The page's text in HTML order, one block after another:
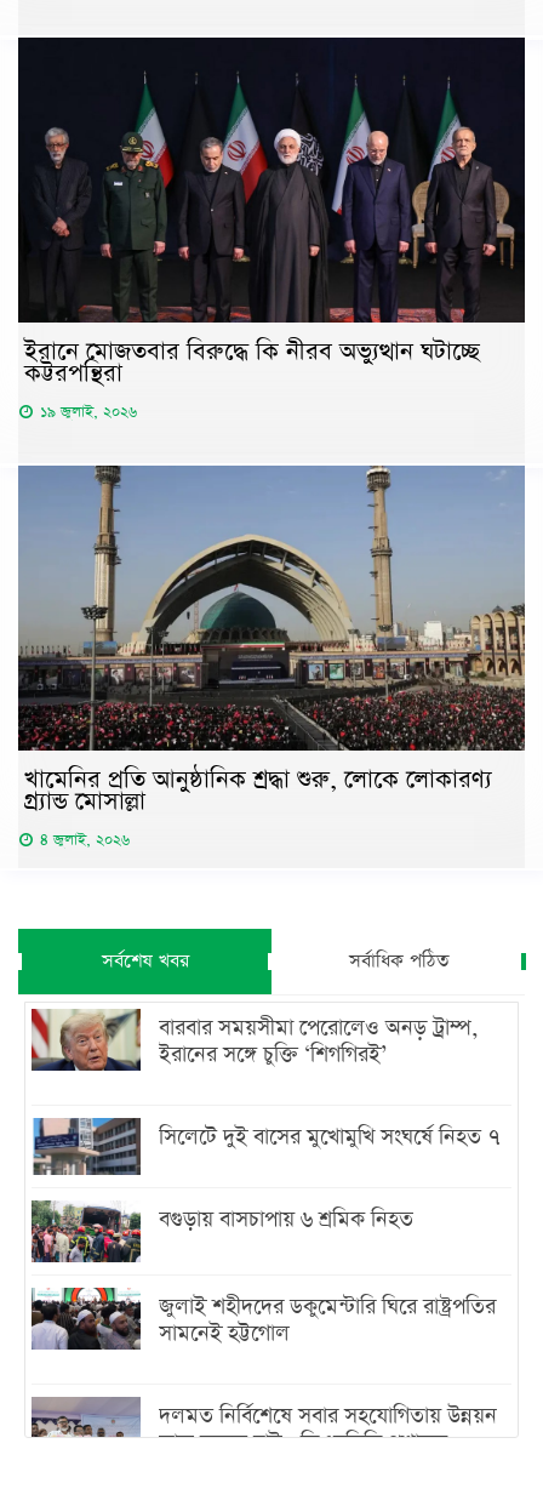
ইরানে মোজতবার বিরুদ্ধে কি নীরব অভ্যুত্থান ঘটাচ্ছে
কট্টরপন্থিরা
১৯ জুলাই, ২০২৬
খামেনির প্রতি আনুষ্ঠানিক শ্রদ্ধা শুরু, লোকে লোকারণ্য
গ্র্যান্ড মোসাল্লা
৪ জুলাই, ২০২৬
সর্বশেষ খবর সর্বাধিক পঠিত
বারবার সময়সীমা পেরোলেও অনড় ট্রাম্প,
ইরানের সঙ্গে চুক্তি ‘শিগগিরই’
সিলেটে দুই বাসের মুখোমুখি সংঘর্ষে নিহত ৭
বগুড়ায় বাসচাপায় ৬ শ্রমিক নিহত
জুলাই শহীদদের ডকুমেন্টারি ঘিরে রাষ্ট্রপতির
সামনেই হট্টগোল
দলমত নির্বিশেষে সবার সহযোগিতায় উন্নয়ন
কাজ করতে চাই : ডিএনসিসি প্রশাসক